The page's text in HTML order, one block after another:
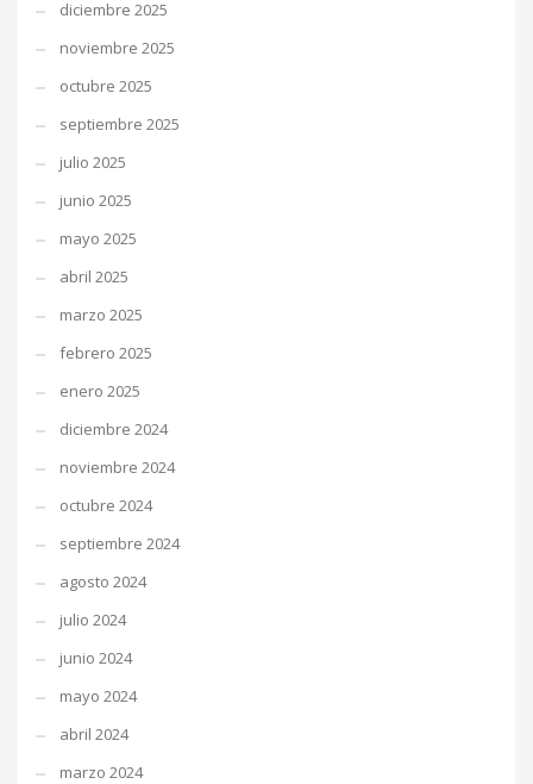
diciembre 2025
noviembre 2025
octubre 2025
septiembre 2025
julio 2025
junio 2025
mayo 2025
abril 2025
marzo 2025
febrero 2025
enero 2025
diciembre 2024
noviembre 2024
octubre 2024
septiembre 2024
agosto 2024
julio 2024
junio 2024
mayo 2024
abril 2024
marzo 2024